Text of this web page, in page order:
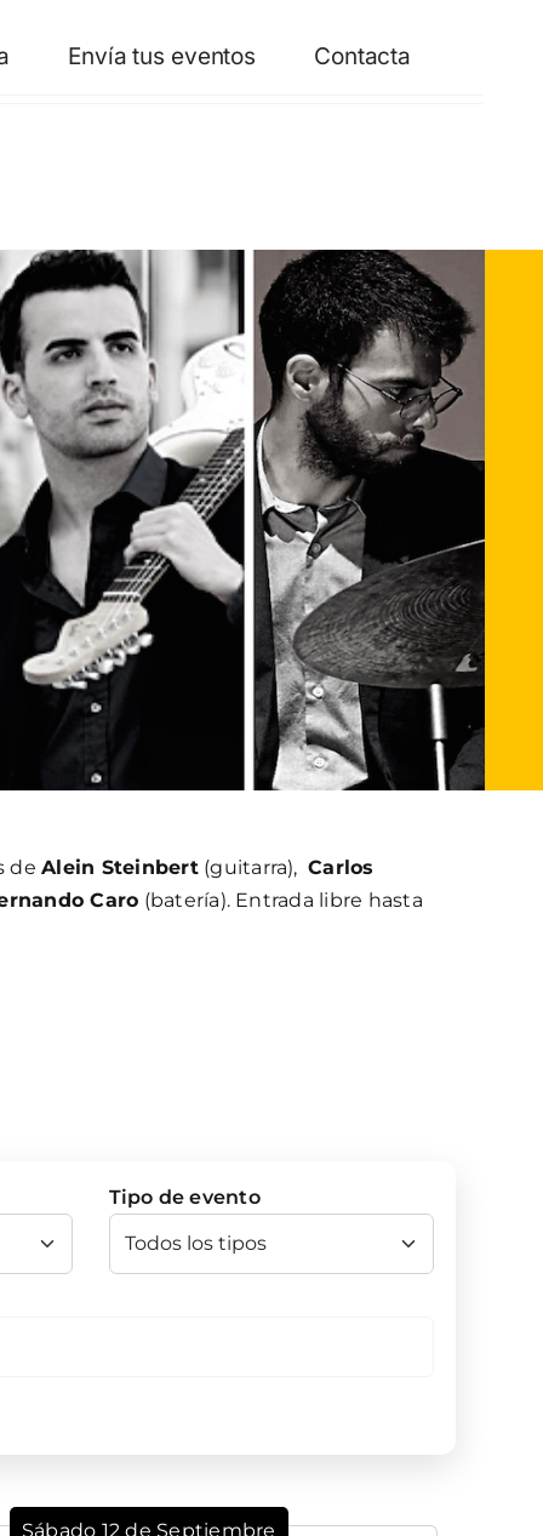
Envía tus eventos Contacta
deAlein Steinbert(guitarra),Carlos
Caro (batería). Entrada libre hasta
Tipo de evento
Sábado 12 de Septiembre